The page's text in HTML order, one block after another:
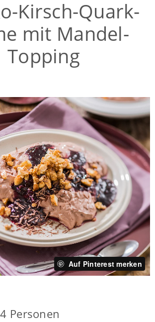
Kirsch-Quark-
mit Mandel-
Topping
Auf Pinterest merken
Personen